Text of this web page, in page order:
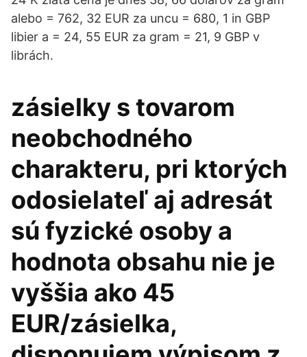
alebo = 762, 32 EUR za uncu = 680, 1 in GBP
libier a = 24, 55 EUR za gram = 21, 9 GBP v
librách.
zásielky s tovarom
neobchodného
charakteru, pri ktorých
odosielateľ aj adresát
sú fyzické osoby a
hodnota obsahu nie je
vyššia ako 45
EUR/zásielka,